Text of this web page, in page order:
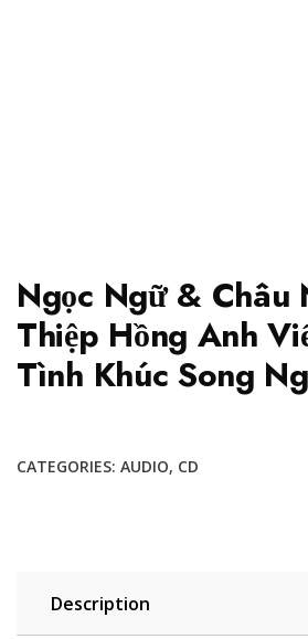
Ngọc Ngữ & Châu
Thiệp Hồng Anh
Tình Khúc Song
CATEGORIES: AUDIO, CD
Description